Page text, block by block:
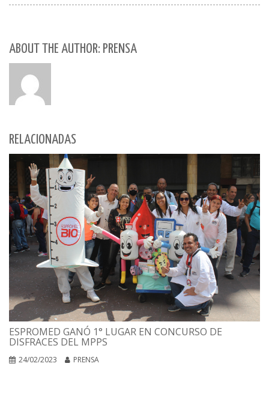
ABOUT THE AUTHOR: PRENSA
RELACIONADAS
ESPROMED GANÓ 1° LUGAR EN CONCURSO DE
DISFRACES DEL MPPS
24/02/2023 PRENSA